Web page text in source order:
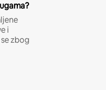
i
zbog